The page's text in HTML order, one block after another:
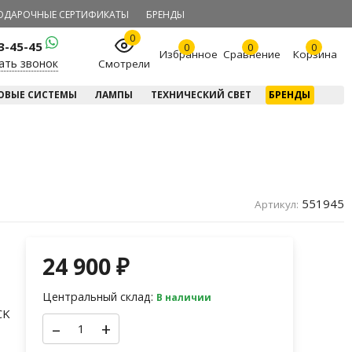
СЕРТИФИКАТЫ БРЕНДЫ
45-45
звонок
0
Смотрели
0
Избранное 0
Сравнение 0
Корзина
СИСТЕМЫ ЛАМПЫ ТЕХНИЧЕСКИЙ СВЕТ БРЕНДЫ
Артикул: 551945
24 900₽
Центральный склад: В наличии
– +